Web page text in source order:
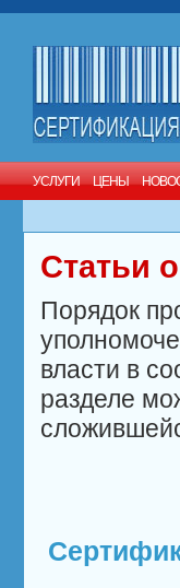
УСЛУГИ ЦЕНЫ
Статьи
Порядок
власти в
разделе